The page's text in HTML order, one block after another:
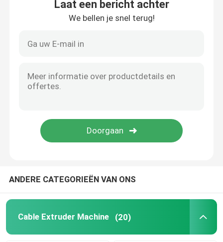
kabelspinmachine
koperen lasmachine
Lasersnijmachine
Kabelbollen
Laat een bericht achter
We bellen je snel terug!
ANDERE CATEGORIEËN VAN ONS
Cable Extruder Machine (20)